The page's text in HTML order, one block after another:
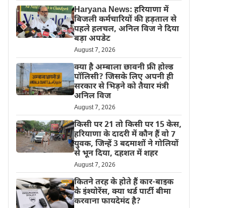
Haryana News: हरियाणा में
बिजली कर्मचारियों की हड़ताल से
पहले हलचल, अनिल विज ने दिया
बड़ा अपडेट
August 7, 2026
क्या है अम्बाला छावनी फ्री होल्ड
पॉलिसी? जिसके लिए अपनी ही
सरकार से भिड़ने को तैयार मंत्री
अनिल विज
August 7, 2026
किसी पर 21 तो किसी पर 15 केस,
हरियाणा के दादरी में कौन हैं वो 7
युवक, जिन्हें 3 बदमाशों ने गोलियों
से भून दिया, दहशत में शहर
August 7, 2026
कितने तरह के होते हैं कार-बाइक
के इंश्योरेंस, क्या थर्ड पार्टी बीमा
करवाना फायदेमंद है?